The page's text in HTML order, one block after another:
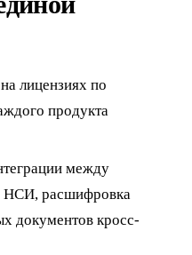
лицензиях по
продукта
между
НСИ, расшифровка
документов кросс-